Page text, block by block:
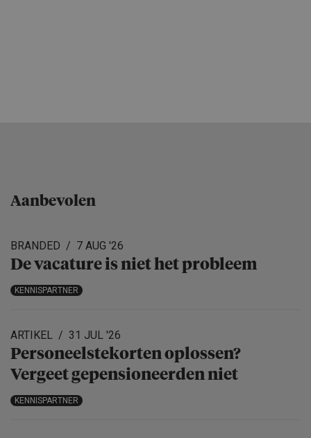
Aanbevolen
BRANDED 7 AUG '26
De vacature is niet het probleem
KENNISPARTNER
ARTIKEL 31 JUL '26
Personeels­te­korten oplossen?
Vergeet gepensio­neerden niet
KENNISPARTNER